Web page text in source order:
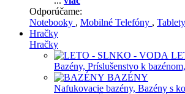
Odporúčame:
Notebooky , Mobilné Telefóny ,
Hračky
Hračky
Bazény, Príslušenstvo k bazénom,
BAZÉNY
Nafukovacie bazény, Bazény s